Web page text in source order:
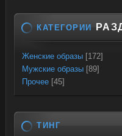
КАТЕГОРИИ
Женские образы [172]
Мужские образы [89]
Прочее [45]
ТИНГ